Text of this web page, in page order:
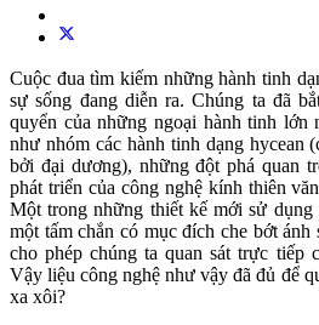
Cuộc đua tìm kiếm những hành tinh
sự sống đang diễn ra. Chúng ta đã
quyển của những ngoại hành tinh lớn
như nhóm các hành tinh dạng hycean
bởi đại dương), những đột phá quan
phát triển của công nghệ kính thiên
Một trong những thiết kế mới sử
một tấm chắn có mục đích che bớt ánh
cho phép chúng ta quan sát trực tiếp
Vậy liệu công nghệ như vậy đã đủ để
xa xôi?